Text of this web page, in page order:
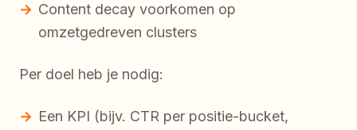
Content decay voorkomen op
omzetgedreven clusters
Per doel heb je nodig:
Een KPI (bijv. CTR per positie-bucket,